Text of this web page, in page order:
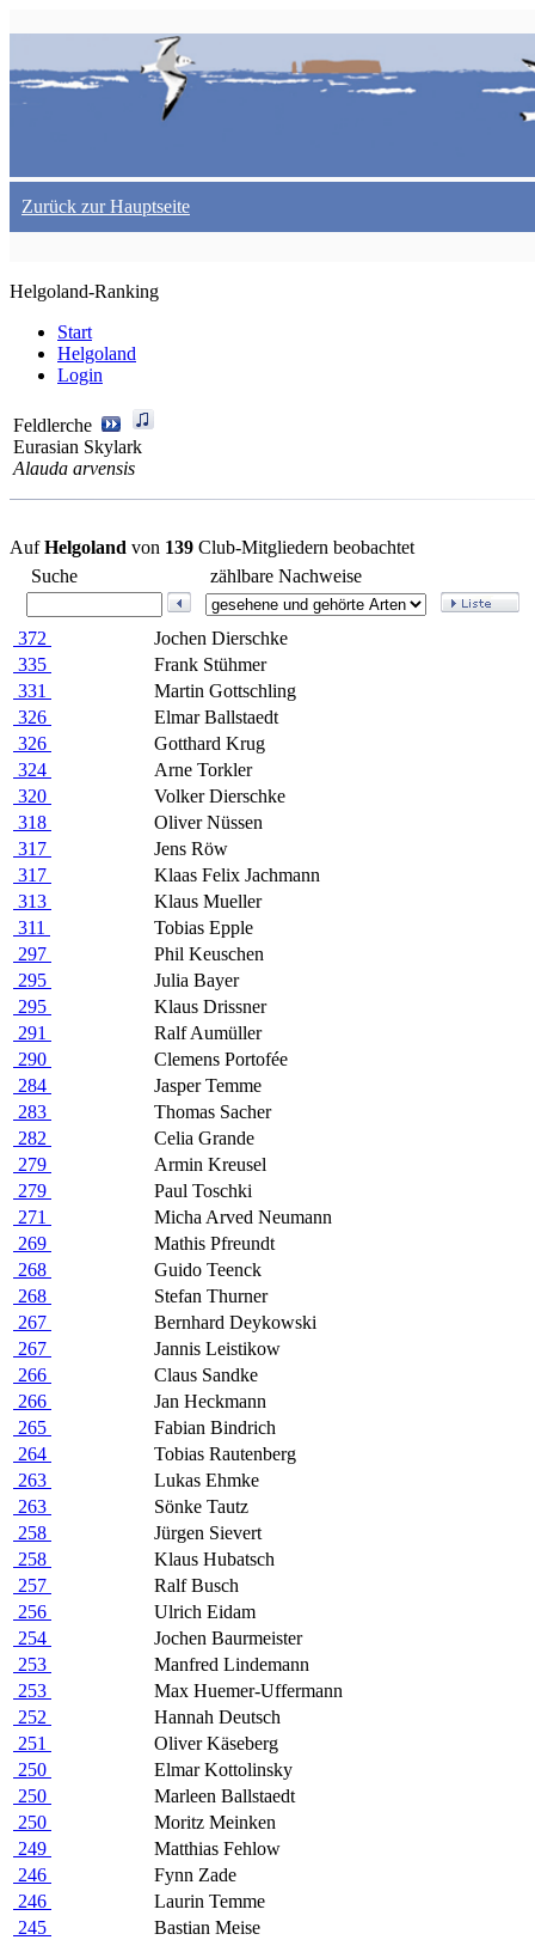
Zurück zur Hauptseite
Helgoland-Ranking
Start
Helgoland
Login
Feldlerche
Eurasian Skylark
Alauda arvensis
AufHelgoland von 139 Club-Mitgliedern beobachtet
Suche
zählbare Nachweise
372
Jochen Dierschke
335
Frank Stühmer
331
Martin Gottschling
326
Elmar Ballstaedt
326
Gotthard Krug
324
Arne Torkler
320
Volker Dierschke
318
Oliver Nüssen
317
Jens Röw
317
Klaas Felix Jachmann
313
Klaus Mueller
311
Tobias Epple
297
Phil Keuschen
295
Julia Bayer
295
Klaus Drissner
291
Ralf Aumüller
290
Clemens Portofée
284
Jasper Temme
283
Thomas Sacher
282
Celia Grande
279
Armin Kreusel
279
Paul Toschki
271
Micha Arved Neumann
269
Mathis Pfreundt
268
Guido Teenck
268
Stefan Thurner
267
Bernhard Deykowski
267
Jannis Leistikow
266
Claus Sandke
266
Jan Heckmann
265
Fabian Bindrich
264
Tobias Rautenberg
263
Lukas Ehmke
263
Sönke Tautz
258
Jürgen Sievert
258
Klaus Hubatsch
257
Ralf Busch
256
Ulrich Eidam
254
Jochen Baurmeister
253
Manfred Lindemann
253
Max Huemer-Uffermann
252
Hannah Deutsch
251
Oliver Käseberg
250
Elmar Kottolinsky
250
Marleen Ballstaedt
250
Moritz Meinken
249
Matthias Fehlow
246
Fynn Zade
246
Laurin Temme
245
Bastian Meise